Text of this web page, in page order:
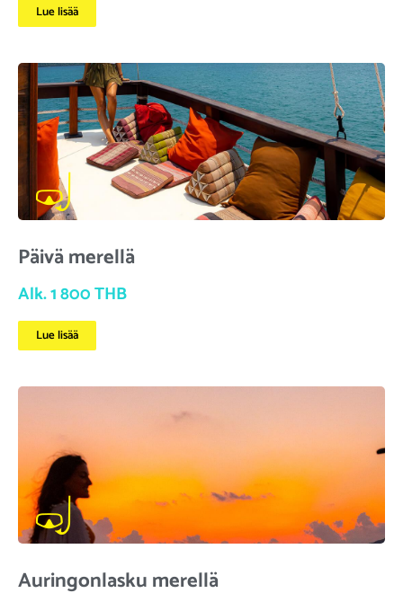
Lue lisää
Päivä merellä
Alk. 1 800 THB
Lue lisää
Auringonlasku merellä